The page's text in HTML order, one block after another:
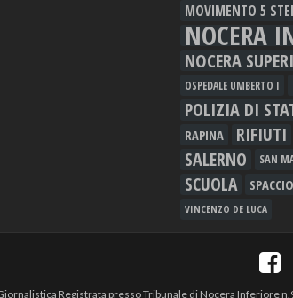
MOVIMENTO 5
NOCERA
NOCERA
OSPEDALE UMBERTO I
POLIZIA DI
RAPINA RIFIUTI
SALERNO SAN
SCUOLA SPACCIO
VINCENZO DE LUCA
Registrata presso Tribunale di Nocera Inferiore